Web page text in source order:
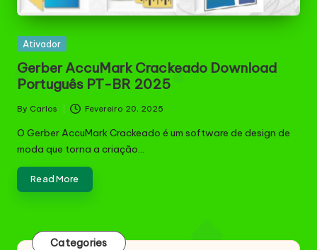
Posted
Ativador
Gerber AccuMark Crackeado Download
Português PT-BR 2025
Posted
by
By Carlos Fevereiro 20, 2025
O Gerber AccuMark Crackeado é um software de design de
moda que torna a criação…
Read More
Categories